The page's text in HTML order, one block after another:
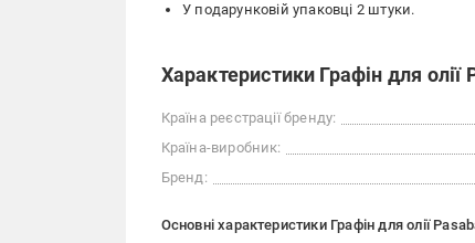
У подарунковій упаковці 2 штуки.
Характеристики Графін для
Країна реєстрації бренду:
Країна-виробник:
Бренд:
Основні характеристики Графін для олії